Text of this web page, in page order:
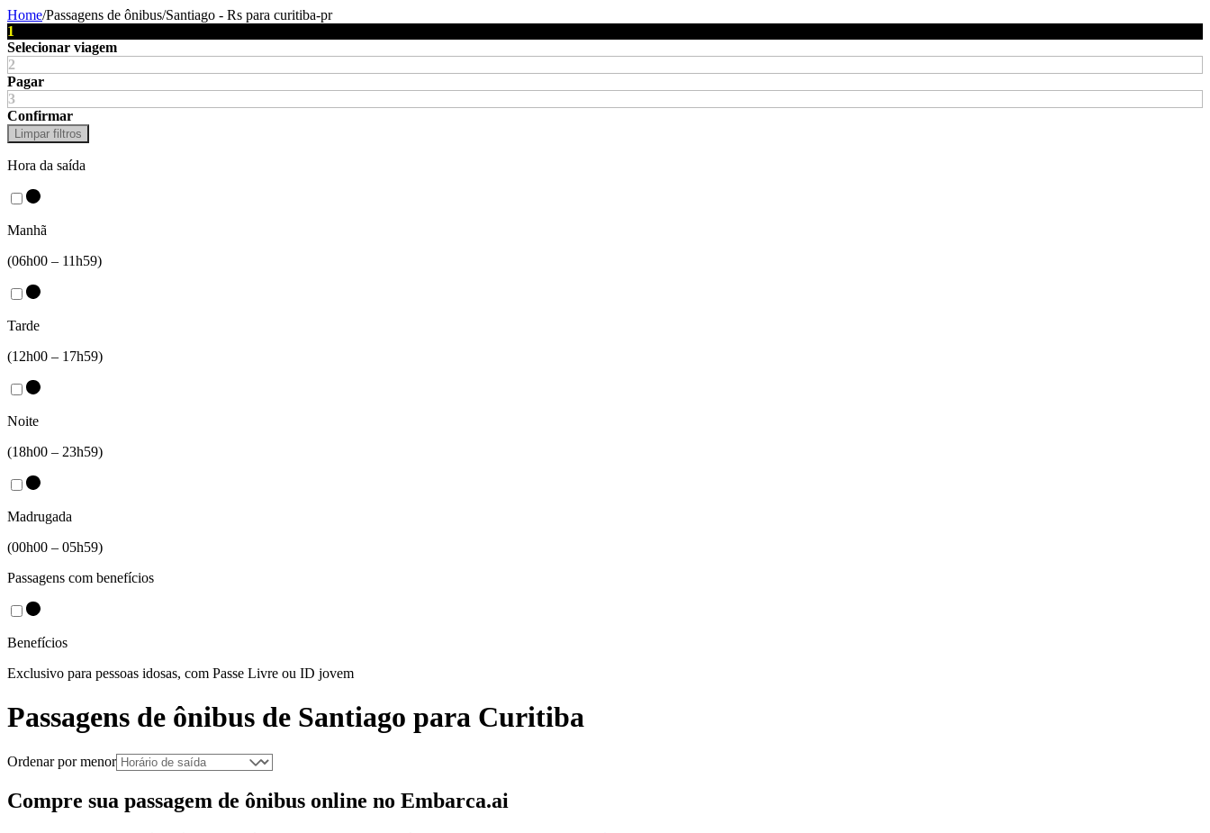
Home/Passagens de ônibus/Santiago - Rs para curitiba-pr
1
Selecionar viagem
2
Pagar
3
Confirmar
Limpar filtros
Hora da saída
Manhã
(06h00 – 11h59)
Tarde
(12h00 – 17h59)
Noite
(18h00 – 23h59)
Madrugada
(00h00 – 05h59)
Passagens com benefícios
Benefícios
Exclusivo para pessoas idosas, com Passe Livre ou ID jovem
Passagens de ônibus de Santiago para Curitiba
Ordenar por menor
Compre sua passagem de ônibus online no Embarca.ai